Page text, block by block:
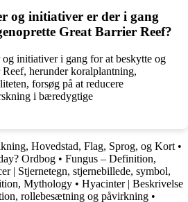
og initiativer er der i gang
Great Barrier Reef?
initiativer i gang for at beskytte og
herunder koralplantning,
forsøg på at reducere
i bæredygtige
Hovedstad, Flag, Sprog, og Kort •
Ordbog • Fungus – Definition,
| Stjernetegn, stjernebillede, symbol,
Mythology • Hyacinter | Beskrivelse
rollebesætning og påvirkning •